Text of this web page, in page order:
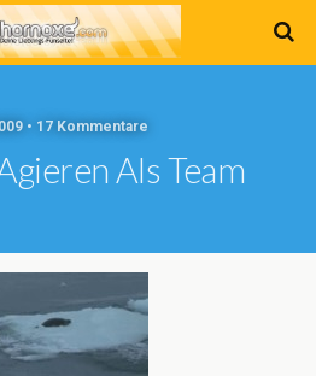
• 17 Kommentare
Als Team